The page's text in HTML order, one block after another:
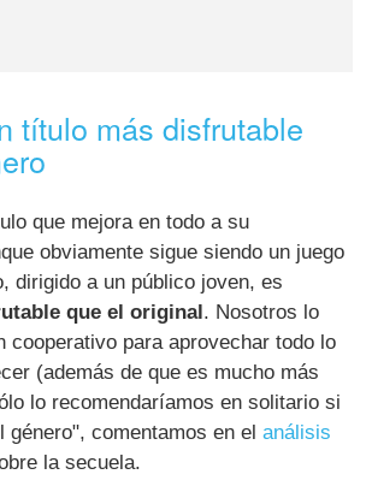
título más disfrutable
que mejora en todo a su
obviamente sigue siendo un juego
dirigido a un público joven, es
que el original . Nosotros lo
cooperativo para aprovechar todo lo
(además de que es mucho más
lo recomendaríamos en solitario si
género", comentamos en elanálisis
la secuela.